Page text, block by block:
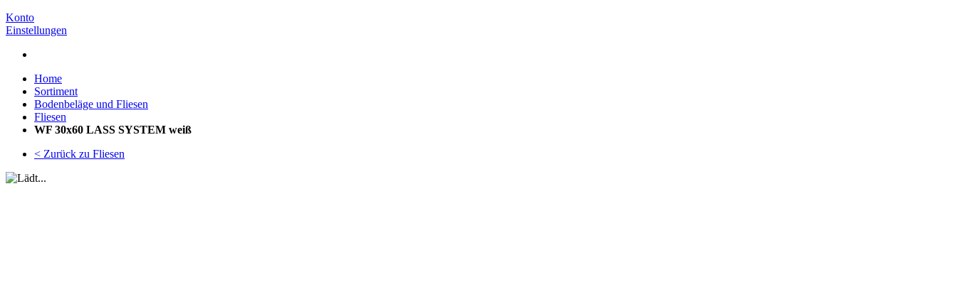
Konto
Einstellungen
Home
Sortiment
Bodenbeläge und Fliesen
Fliesen
WF 30x60 LASS SYSTEM weiß
< Zurück zu Fliesen